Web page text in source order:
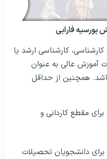
فارابی
کارشناسی ارشد یا
آموزش عالی به عنوان
همچنین از حداقل
حداقل معدل ۲/۴ از ۴/۰ برای مقطع کاردانی و
حداقل معدل ۲/۵ از ۴/۰ برای دانشجویان تحصیلات